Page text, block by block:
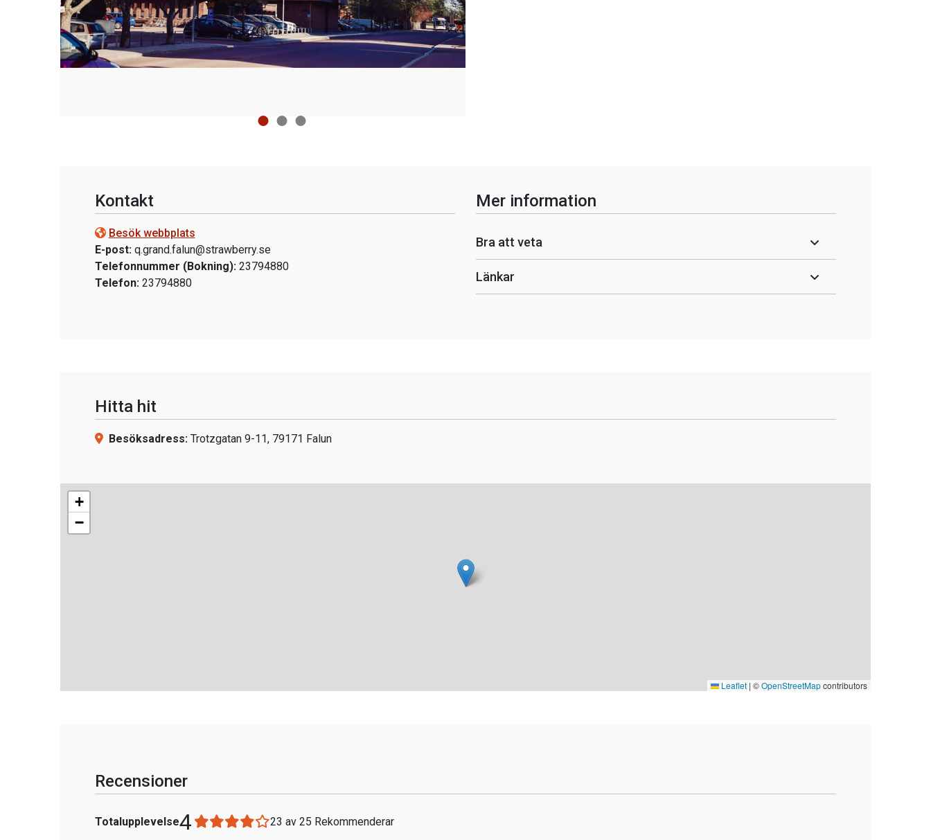
Kontakt
Besök webbplats
E-post: q.grand.falun@strawberry.se
Telefonnummer (Bokning): 23794880
Telefon: 23794880
Mer information
Bra att veta
Länkar
Hitta hit
Besöksadress: Trotzgatan 9-11, 79171 Falun
+
−
Leaflet | ©OpenStreetMapcontributors
Recensioner
Totalupplevelse4 23 av 25 Rekommenderar